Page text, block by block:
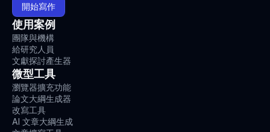
開始寫作
使用案例
團隊與機構
給研究人員
文獻探討產生器
微型工具
瀏覽器擴充功能
論文大綱生成器
改寫工具
AI 文章大綱生成